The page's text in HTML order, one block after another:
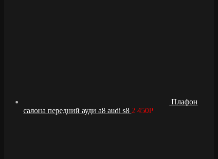
Плафон
салона передний ауди а8 audi s8 2 450Р